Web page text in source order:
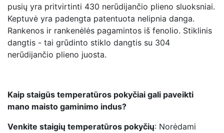
pusių yra pritvirtinti 430 nerūdijančio plieno sluoksniai.
Keptuvė yra padengta patentuota nelipnia danga.
Rankenos ir rankenėlės pagamintos iš fenolio. Stiklinis
dangtis - tai grūdinto stiklo dangtis su 304
nerūdijančio plieno juosta.
Kaip staigūs temperatūros pokyčiai gali paveikti
mano maisto gaminimo indus?
Venkite staigių temperatūros pokyčių: Norėdami